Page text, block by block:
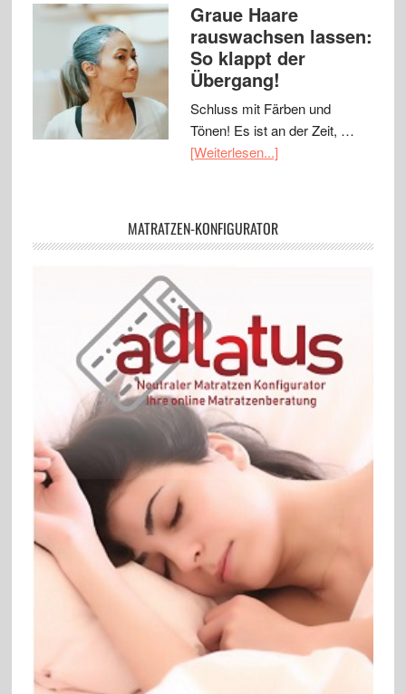
Graue Haare
rauswachsen lassen:
So klappt der
Übergang!
Schluss mit Färben und
Tönen! Es ist an der Zeit, …
[Weiterlesen...]
MATRATZEN-KONFIGURATOR